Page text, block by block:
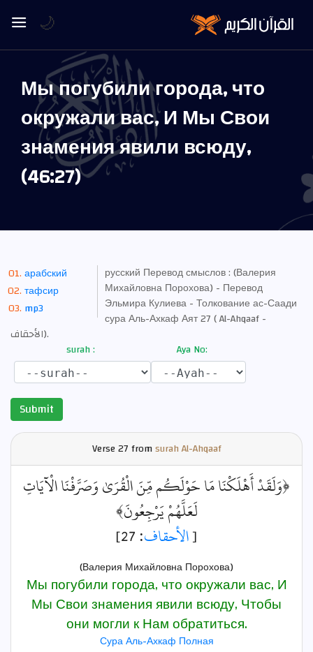
Мы погубили города, что
окружали вас, И Мы Свои
знамения явили всюду,
(46:27)
арабский
тафсир
mp3
русский Перевод смыслов : (Валерия
Михайловна Порохова) - Перевод
Эльмира Кулиева - Толкование ас-Саади
сура Аль-Ахкаф Аят 27 ( Al-Ahqaaf -
الأحقاف).
surah :
Aya No:
Submit
Verse27 fromsurah Al-Ahqaaf
﴿وَلَقَدْ أَهْلَكْنَا مَا حَوْلَكُم مِّنَ الْقُرَىٰ وَصَرَّفْنَا الْآيَاتِ
لَعَلَّهُمْ يَرْجِعُونَ﴾
[الأحقاف: 27]
(Валерия Михайловна Порохова)
Мы погубили города, что окружали вас, И
Мы Свои знамения явили всюду, Чтобы
они могли к Нам обратиться.
Сура Аль-Ахкаф Полная
🌙